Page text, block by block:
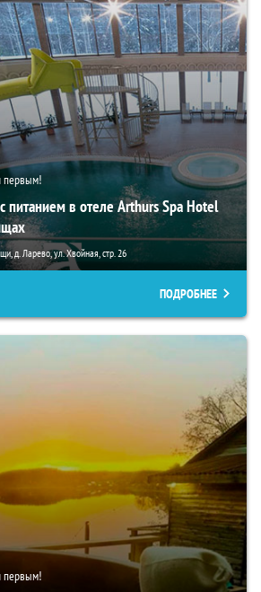
первым!
в отеле Arthurs Spa Hotel
д. Ларево, ул. Хвойная, стр. 26
ПОДРОБНЕЕ
первым!